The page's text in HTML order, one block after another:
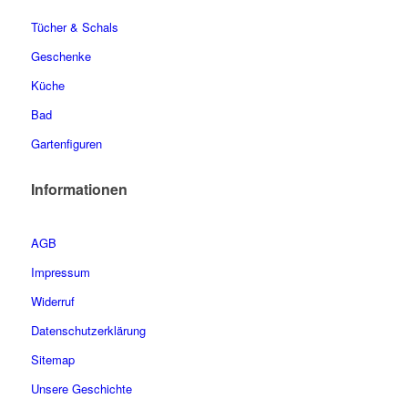
Tücher & Schals
Geschenke
Küche
Bad
Gartenfiguren
Informationen
AGB
Impressum
Widerruf
Datenschutzerklärung
Sitemap
Unsere Geschichte